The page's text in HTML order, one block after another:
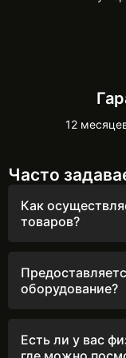
12
Часто
Как
товаров?
оборудование?
теперь мы
Есть ли у вас